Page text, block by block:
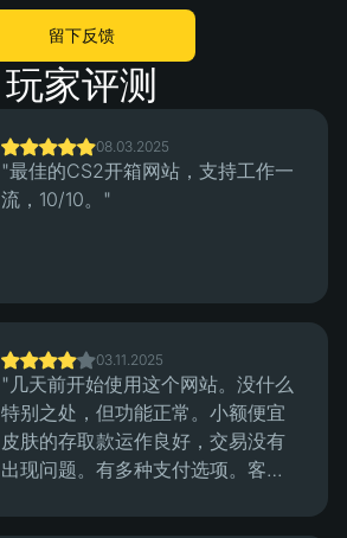
留下反馈
玩家评测
08.03.2025
"最佳的CS2开箱网站，支持工作一
流，10/10。"
03.11.2025
"几天前开始使用这个网站。没什么
特别之处，但功能正常。小额便宜
皮肤的存取款运作良好，交易没有
出现问题。有多种支付选项。客服